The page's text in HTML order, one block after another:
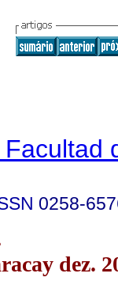
0258-
dez.